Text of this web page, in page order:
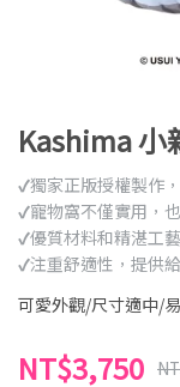
Kashima 小
✔獨家正版授權製作
✔寵物窩不僅實用，
✔優質材料和精湛工
✔注重舒適性，提供
可愛外觀/尺寸適中/
NT$3,750